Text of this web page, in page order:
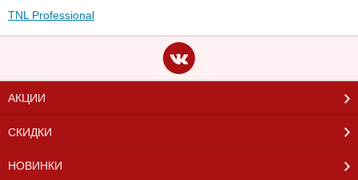
TNL Professional
АКЦИИ
СКИДКИ
НОВИНКИ